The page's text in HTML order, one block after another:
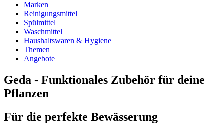
Marken
Reinigungsmittel
Spülmittel
Waschmittel
Haushaltswaren & Hygiene
Themen
Angebote
Geda - Funktionales Zubehör für deine
Pflanzen
Für die perfekte Bewässerung